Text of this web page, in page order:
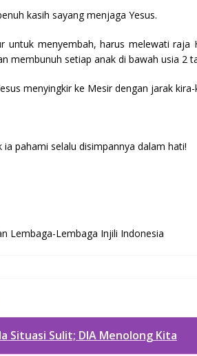
kasih sayang menjaga Yesus.
untuk menyembah, harus melewati raja
membunuh setiap anak di bawah usia 2
menyingkir ke Mesir dengan jarak
pahami selalu disimpannya dalam hati!
Lembaga-Lembaga Injili Indonesia
Situasi Sulit; DIA Menolong Kita